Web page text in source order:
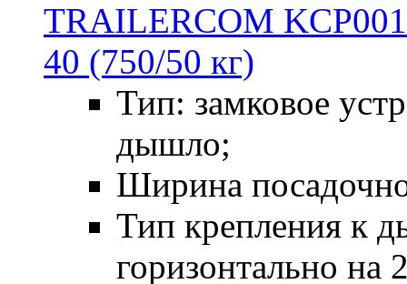
Тип: замковое
дышло;
Ширина
Тип крепления к
горизонтально на